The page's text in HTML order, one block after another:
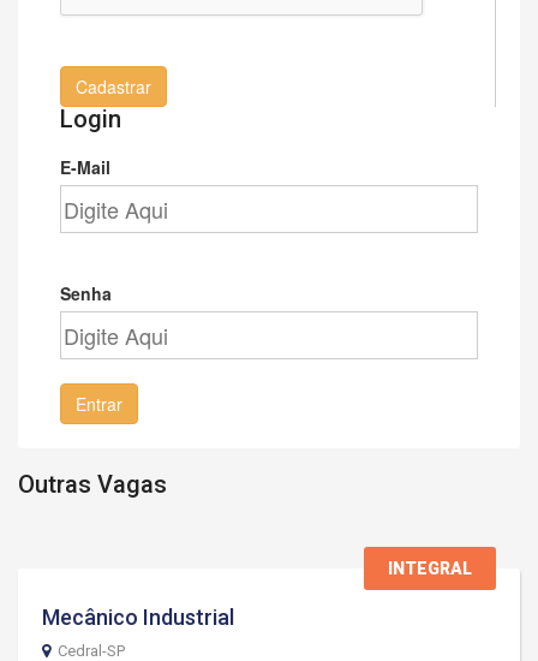
Cadastrar
Login
E-Mail
Senha
Entrar
Outras Vagas
INTEGRAL
Mecânico Industrial
Cedral-SP